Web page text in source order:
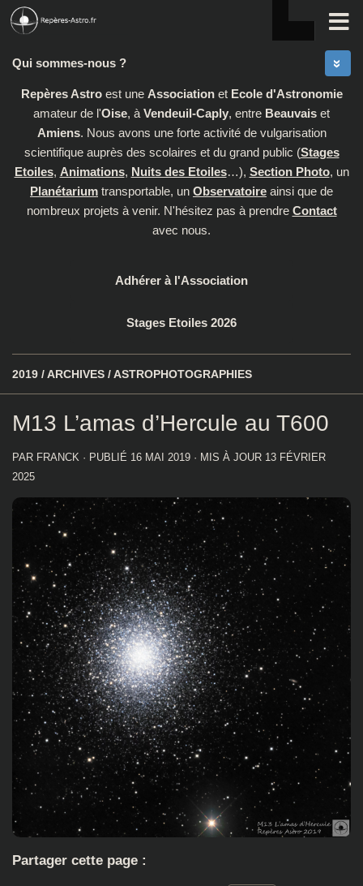
Skip to content
Qui sommes-nous ?
Repères Astroest une Associationet Ecole d'Astronomie
amateur de l'Oise, à Vendeuil-Caply, entre Beauvais et
Amiens. Nous avons une forte activité de vulgarisation
scientifique auprès des scolaires et du grand public (Stages
Etoiles, Animations, Nuits des Etoiles…), Section Photo, un
Planétarium transportable, un Observatoire ainsi que de
nombreux projets à venir. N'hésitez pas à prendre Contact
avec nous.
Adhérer à l'Association
Stages Etoiles 2026
2019 /ARCHIVES /ASTROPHOTOGRAPHIES
M13 L’amas d’Hercule au T600
PAR FRANCK · PUBLIÉ 16 MAI 2019 · MIS À JOUR 13 FÉVRIER
2025
Partager cette page :